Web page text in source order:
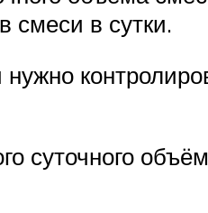
в сутки.
суточного